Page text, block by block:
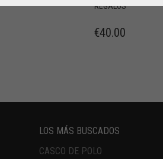
REGALOS
€40.00
LOS MÁS BUSCADOS
CASCO DE POLO